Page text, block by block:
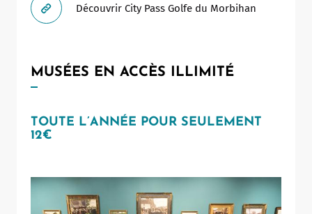
Découvrir City Pass Golfe du Morbihan
MUSÉES EN ACCÈS ILLIMITÉ
TOUTE L’ANNÉE POUR SEULEMENT
12€